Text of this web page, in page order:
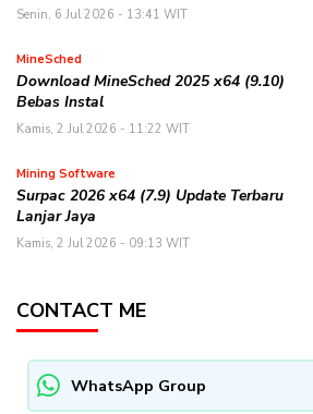
Senin, 6 Jul 2026 - 13:41 WIT
MineSched
Download MineSched 2025 x64 (9.10)
Bebas Instal
Kamis, 2 Jul 2026 - 11:22 WIT
Mining Software
Surpac 2026 x64 (7.9) Update Terbaru
Lanjar Jaya
Kamis, 2 Jul 2026 - 09:13 WIT
CONTACT ME
WhatsApp Group